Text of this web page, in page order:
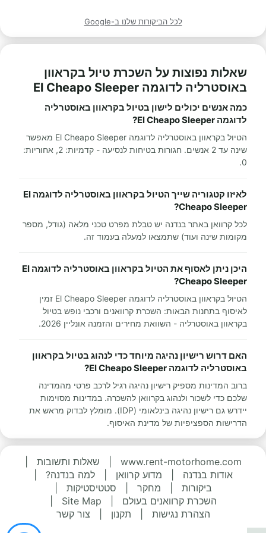
לכל הביקורות שלנו ב-Google
שאלות נפוצות על השכרת טיול בקראוון
באוסטרליה לדוגמה El Cheapo Sleeper
כמה אנשים יכולים לישון בטיול בקראוון באוסטרליה
לדוגמה El Cheapo Sleeper?
הטיול בקראוון באוסטרליה לדוגמה El Cheapo Sleeper מאפשר
שינה עד 2 אנשים. חגורות בטיחות לנסיעה - קדמיות: 2, אחוריות:
0.
לאיזו קטגוריה שייך הטיול בקראוון באוסטרליה לדוגמה El
Cheapo Sleeper?
לכל קרוואן באתר בנדנה יש טבלת מפרט טכני מלאה (גודל, מספר
מקומות שינה ועוד) שתמצאו למעלה בעמוד זה.
היכן ניתן לאסוף את הטיול בקראוון באוסטרליה לדוגמה El
Cheapo Sleeper?
הטיול בקראוון באוסטרליה לדוגמה El Cheapo Sleeper זמין
לאיסוף בתחנות הבאות: השכרת קרוואנים ורכבי נופש בטיול
בקראוון באוסטרליה - השוואת מחירים והזמנה אונליין 2026.
האם דרוש רישיון נהיגה מיוחד כדי לנהוג בטיול בקראוון
באוסטרליה לדוגמה El Cheapo Sleeper?
ברוב המדינות מספיק רישיון נהיגה רגיל לרכב פרטי מהמדינה
שלכם כדי לשכור ולנהוג בקרוואן להשכרה. במדינות מסוימות
יידרש גם רישיון נהיגה בינלאומי (IDP). מומלץ לבדוק מראש את
הדרישות הספציפיות של מדינת האיסוף.
www.rent-motorhome.com שאלות ותשובות
אודות בנדנה
מדוע קרוואן למה בנדנה?
ביקורות
מחקר סטטיסטיקות
השכרת קרוואנים בעולם
Site Map
הצהרת נגישות
תקנון צור קשר